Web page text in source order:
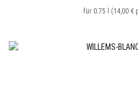
für 0.75 l (14,00 €